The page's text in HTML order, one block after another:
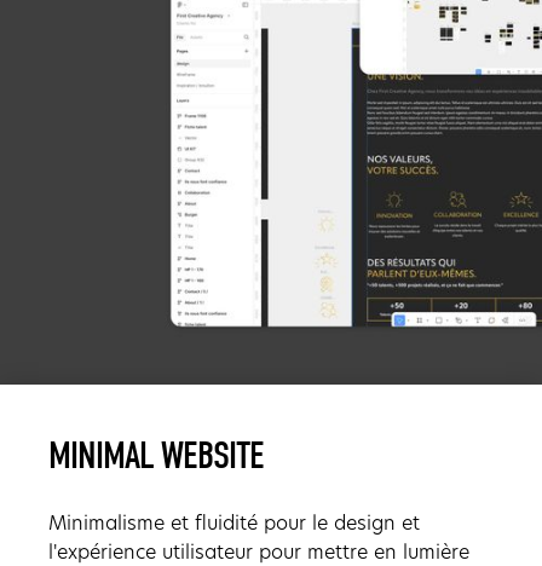
MINIMAL WEBSITE
Minimalisme et fluidité pour le design et
l'expérience utilisateur pour mettre en lumière